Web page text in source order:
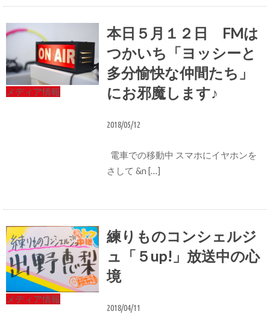
メディア情報
本日５月１２日 FMは
つかいち「ヨッシーと
多分愉快な仲間たち」
にお邪魔します♪
2018/05/12
電車での移動中 スマホにイヤホンを
さして &n […]
メディア情報
練りものコンシェルジ
ュ「５up!」放送中の心
境
2018/04/11